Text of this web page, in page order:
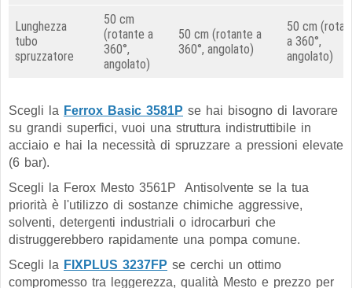
Lunghezza
tubo
spruzzatore
50 cm
(rotante a
360°,
angolato)
50 cm (rotante a
360°, angolato)
50 cm
a 360°,
angolato)
Scegli la Ferrox Basic 3581P se hai bisogno di lavorare
su grandi superfici, vuoi una struttura indistruttibile in
acciaio e hai la necessità di spruzzare a pressioni elevate
(6 bar).
Scegli la Ferox Mesto 3561P Antisolvente se la tua
priorità è l'utilizzo di sostanze chimiche aggressive,
solventi, detergenti industriali o idrocarburi che
distruggerebbero rapidamente una pompa comune.
Scegli la FIXPLUS 3237FP se cerchi un ottimo
compromesso tra leggerezza, qualità Mesto e prezzo per